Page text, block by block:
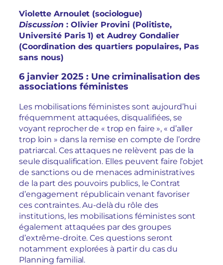
Violette Arnoulet (sociologue)
Discussion : Olivier Provini (Politiste,
Université Paris 1) et Audrey Gondalier
(Coordination des quartiers populaires, Pas
sans nous)
6 janvier 2025 : Une criminalisation des
associations féministes
Les mobilisations féministes sont aujourd’hui
fréquemment attaquées, disqualifiées, se
voyant reprocher de « trop en faire », « d’aller
trop loin » dans la remise en compte de l’ordre
patriarcal. Ces attaques ne relèvent pas de la
seule disqualification. Elles peuvent faire l’objet
de sanctions ou de menaces administratives
de la part des pouvoirs publics, le Contrat
d’engagement républicain venant favoriser
ces contraintes. Au-delà du rôle des
institutions, les mobilisations féministes sont
également attaquées par des groupes
d’extrême-droite. Ces questions seront
notamment explorées à partir du cas du
Planning familial.